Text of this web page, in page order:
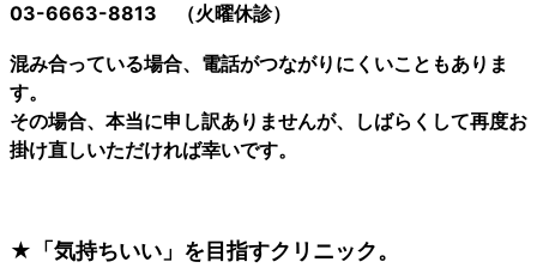
03-6663-8813 （火曜休診）
混み合っている場合、電話がつながりにくいこともありま
す。
その場合、本当に申し訳ありませんが、しばらくして再度お
掛け直しいただければ幸いです。
★「気持ちいい」を目指すクリニック。